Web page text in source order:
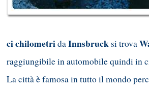
ci chilometridaInnsbrucksi trova
raggiungibile in automobile quindi in
La città è famosa in tutto il mondo